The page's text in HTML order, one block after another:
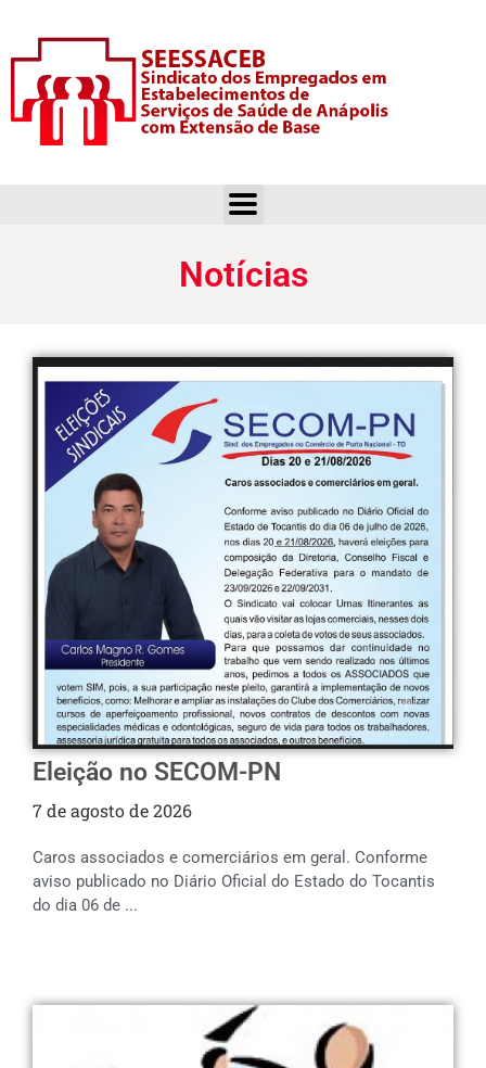
Notícias
Eleição no SECOM-PN
7 de agosto de 2026
Caros associados e comerciários em geral. Conforme
aviso publicado no Diário Oficial do Estado do Tocantis
do dia 06 de ...